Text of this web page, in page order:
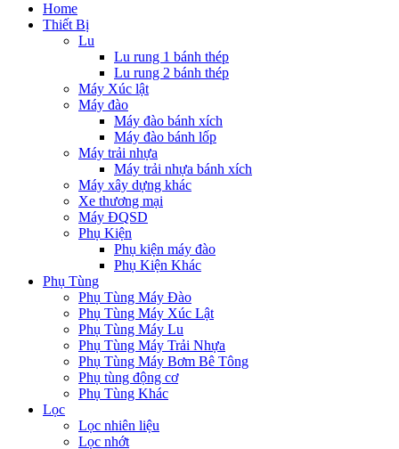
Home
Thiết Bị
Lu
Lu rung 1 bánh thép
Lu rung 2 bánh thép
Máy Xúc lật
Máy đào
Máy đào bánh xích
Máy đào bánh lốp
Máy trải nhựa
Máy trải nhựa bánh xích
Máy xây dựng khác
Xe thương mại
Máy ĐQSD
Phụ Kiện
Phụ kiện máy đào
Phụ Kiện Khác
Phụ Tùng
Phụ Tùng Máy Đào
Phụ Tùng Máy Xúc Lật
Phụ Tùng Máy Lu
Phụ Tùng Máy Trải Nhựa
Phụ Tùng Máy Bơm Bê Tông
Phụ tùng động cơ
Phụ Tùng Khác
Lọc
Lọc nhiên liệu
Lọc nhớt